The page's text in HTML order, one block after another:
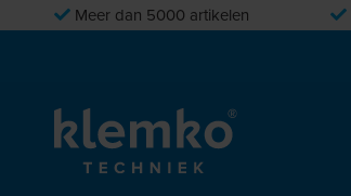
Meer dan 5000 artikelen